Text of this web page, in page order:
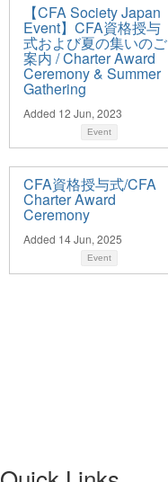
【CFA Society Japan
Event】CFA資格授与
式および夏の集いのご
案内 / Charter Award
Ceremony & Summer
Gathering
Added 12 Jun, 2023
Event
CFA資格授与式/CFA
Charter Award
Ceremony
Added 14 Jun, 2025
Event